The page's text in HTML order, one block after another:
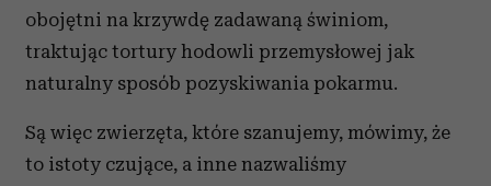
obojętni na krzywdę zadawaną świniom,
traktując tortury hodowli przemysłowej jak
naturalny sposób pozyskiwania pokarmu.
Są więc zwierzęta, które szanujemy, mówimy, że
to istoty czujące, a inne nazwaliśmy